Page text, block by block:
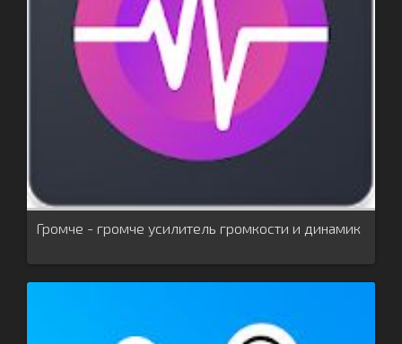
Громче - громче усилитель громкости и динамик